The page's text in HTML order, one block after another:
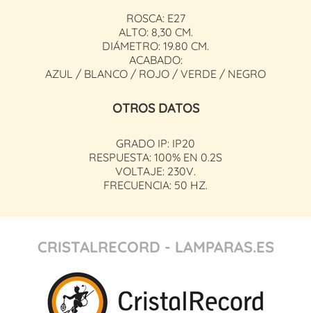
ROSCA: E27
ALTO: 8,30 CM.
DIÁMETRO: 19.80 CM.
ACABADO:
AZUL / BLANCO / ROJO / VERDE / NEGRO
OTROS DATOS
GRADO IP: IP20
RESPUESTA: 100% EN 0.2S
VOLTAJE: 230V.
FRECUENCIA: 50 HZ.
CRISTALRECORD - LAMPARAS.ES